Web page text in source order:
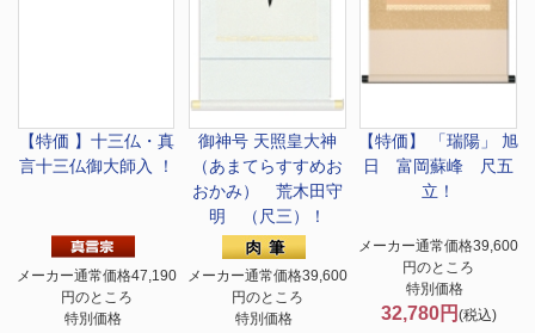
【特価 】十三仏・真
言十三仏御大師入 ！
メーカー通常価格47,190
円のところ
特別価格
御神号 天照皇大神
（あまてらすすめお
おかみ） 荒木田守
明 （尺三）！
メーカー通常価格39,600
円のところ
特別価格
【特価】 「瑞陽」 旭
日 富岡蘇峰 尺五
立！
メーカー通常価格39,600
円のところ
特別価格
32,780円 (税込)